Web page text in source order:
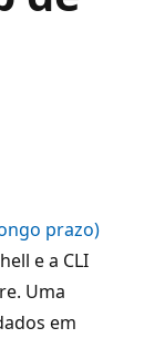
prazo)
e a CLI
Uma
em